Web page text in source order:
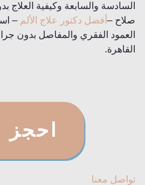
السادسة والسابعة وكيفية العلاج
صلاح – أفضل دكتور علاج الألم –
العمود الفقري والمفاصل بدون
القاهرة.
احجز
تواصل معنا